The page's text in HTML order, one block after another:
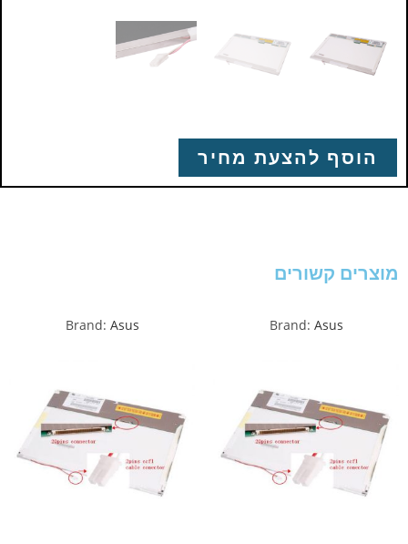
הוסף להצעת מחיר
מוצרים קשורים
Brand: Asus
Brand: Asus